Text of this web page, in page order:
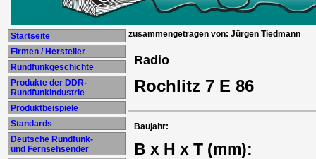
Startseite
Firmen / Hersteller
Rundfunkgeschichte
Produkte der DDR-
Rundfunkindustrie
Produktbeispiele
Standards
Deutsche Rundfunk-
und Fernsehsender
zusammengetragen von: Jürgen Tiedmann
Radio
Rochlitz 7 E 86
Baujahr:
B x H x T (mm):